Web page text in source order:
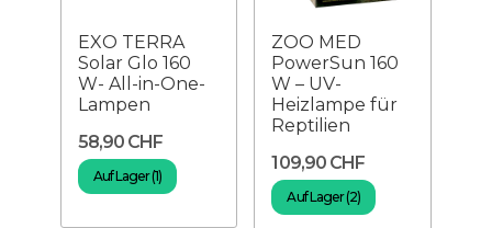
EXO TERRA
Solar Glo 160
W- All-in-One-
Lampen
58,90 CHF
Auf Lager (1)
ZOO MED
PowerSun 160
W – UV-
Heizlampe für
Reptilien
109,90 CHF
Auf Lager (2)